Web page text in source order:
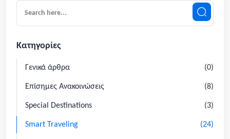
Κατηγορίες
Γενικά άρθρα (0)
Επίσημες Ανακοινώσεις (8)
Special Destinations (3)
Smart Traveling (24)